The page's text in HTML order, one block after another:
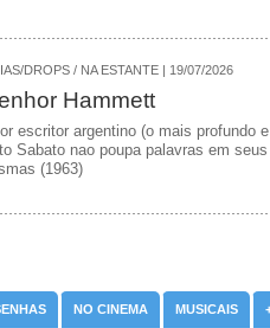
DROPS / NA ESTANTE | 19/07/2026
Hammett
escritor argentino (o mais profundo
Sabato nao poupa palavras em
(1963)
NO CINEMA MUSICAIS